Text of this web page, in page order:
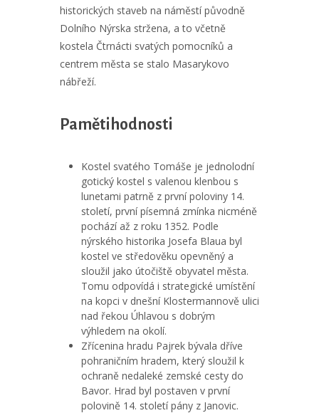
historických staveb na náměstí původně
Dolního Nýrska stržena, a to včetně
kostela Čtrnácti svatých pomocníků a
centrem města se stalo Masarykovo
nábřeží.
Pamětihodnosti
Kostel svatého Tomáše je jednolodní
gotický kostel s valenou klenbou s
lunetami patrně z první poloviny 14.
století, první písemná zmínka nicméně
pochází až z roku 1352. Podle
nýrského historika Josefa Blaua byl
kostel ve středověku opevněný a
sloužil jako útočiště obyvatel města.
Tomu odpovídá i strategické umístění
na kopci v dnešní Klostermannově ulici
nad řekou Úhlavou s dobrým
výhledem na okolí.
Zřícenina hradu Pajrek bývala dříve
pohraničním hradem, který sloužil k
ochraně nedaleké zemské cesty do
Bavor. Hrad byl postaven v první
polovině 14. století pány z Janovic.